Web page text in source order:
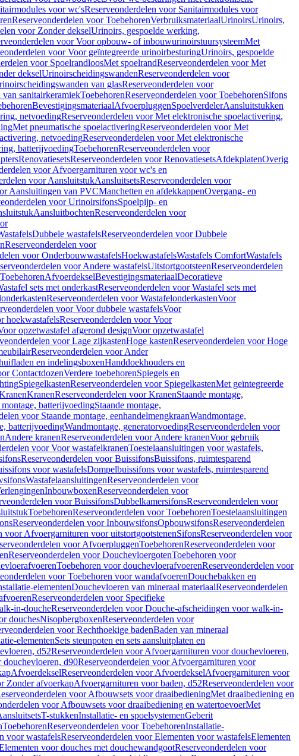
voor wc'sReserveonderdelen voor Sanitairmodules voor
Reserveonderdelen voor ToebehorenVerbruiksmateriaalUrinoirsUrinoirs,
voor Zonder dekselUrinoirs, gespoelde werking,
voor Voor opbouw- of inbouwurinoirstuursysteemMet
voor Voor geïntegreerde urinoirbesturingUrinoirs, gespoelde
voor SpoelrandloosMet spoelrandReserveonderdelen voor Met
dekselUrinoirscheidingswandenReserveonderdelen voor
van glasReserveonderdelen voor
sanitairkeramiekToebehorenReserveonderdelen voor ToebehorenSifons
BevestigingsmateriaalAfvoerpluggenSpoelverdelerAansluitstukken
netvoedingReserveonderdelen voor Met elektronische spoelactivering,
Met pneumatische spoelactiveringReserveonderdelen voor Met
netvoedingReserveonderdelen voor Met elektronische
batterijvoedingToebehorenReserveonderdelen voor
RenovatiesetsReserveonderdelen voor RenovatiesetsAfdekplatenOverig
voor Afvoergarnituren voor wc's en
voor AansluitstukAansluitsetsReserveonderdelen voor
Aansluitingen van PVCManchetten en afdekkappenOvergang- en
voor UrinoirsifonsSpoelpijp- en
AansluitbochtenReserveonderdelen voor
Dubbele wastafelsReserveonderdelen voor Dubbele
Reserveonderdelen voor
voor OnderbouwwastafelsHoekwastafelsWastafels ComfortWastafels
voor Andere wastafelsUitstortgootsteenReserveonderdelen
ToebehorenAfvoerdekselBevestigingsmateriaalDecoratieve
sets met onderkastReserveonderdelen voor Wastafel sets met
Reserveonderdelen voor WastafelonderkastenVoor
voor Voor dubbele wastafelsVoor
hoekwastafelsReserveonderdelen voor Voor
opzetwastafel afgerond designVoor opzetwastafel
voor Lage zijkastenHoge kastenReserveonderdelen voor Hoge
Reserveonderdelen voor Ander
en indelingsboxenHanddoekhouders en
ContactdozenVerdere toebehorenSpiegels en
SpiegelkastenReserveonderdelen voor SpiegelkastenMet geïntegreerde
KranenReserveonderdelen voor KranenStaande montage,
batterijvoedingStaande montage,
voor Staande montage, eenhandelmengkraanWandmontage,
batterijvoedingWandmontage, generatorvoedingReserveonderdelen voor
Andere kranenReserveonderdelen voor Andere kranenVoor gebruik
voor Voor wastafelkranenToestelaansluitingen voor wastafels,
Reserveonderdelen voor BuissifonsBuissifons, ruimtesparend
voor wastafelsDompelbuissifons voor wastafels, ruimtesparend
WastafelaansluitingenReserveonderdelen voor
InbouwboxenReserveonderdelen voor
voor BuissifonsDubbelkamersifonsReserveonderdelen voor
ToebehorenReserveonderdelen voor ToebehorenToestelaansluitingen
Reserveonderdelen voor InbouwsifonsOpbouwsifonsReserveonderdelen
voor Afvoergarnituren voor uitstortgootstenenSifonsReserveonderdelen voor
voor AfvoerpluggenToebehorenReserveonderdelen voor
Reserveonderdelen voor DouchevloergotenToebehoren voor
Toebehoren voor douchevloerafvoerenReserveonderdelen voor
voor Toebehoren voor wandafvoerenDouchebakken en
elementenDouchevloeren van mineraal materiaalReserveonderdelen
Reserveonderdelen voor Specifieke
in-doucheReserveonderdelen voor Douche-afscheidingen voor walk-in-
douchesNisopbergboxenReserveonderdelen voor
voor Rechthoekige badenBaden van mineraal
elementenSets steunpoten en sets aansluitplaten en
d52Reserveonderdelen voor Afvoergarnituren voor douchevloeren,
d90Reserveonderdelen voor Afvoergarnituren voor
AfvoerdekselReserveonderdelen voor AfvoerdekselAfvoergarnituren voor
Zonder afvoerkapAfvoergarnituren voor baden, d52Reserveonderdelen voor
voor Afbouwsets voor draaibedieningMet draaibediening en
voor Afbouwsets voor draaibediening en watertoevoerMet
T-stukkenInstallatie- en spoelsystemenGeberit
ToebehorenReserveonderdelen voor ToebehorenInstallatie-
voor wastafelsReserveonderdelen voor Elementen voor wastafelsElementen
voor douches met douchewandgootReserveonderdelen voor